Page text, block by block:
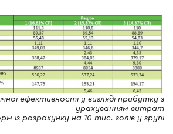
ефективності у вигляді прибутку з
урахуванням витрат
із розрахунку на 10 тис. голів у групі